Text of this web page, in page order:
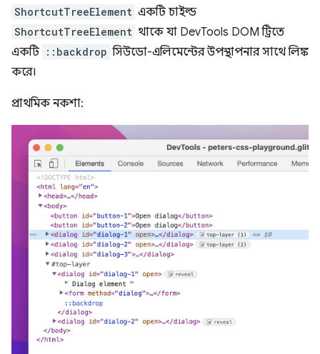
ShortcutTreeElement একটি চাইল্ড
ShortcutTreeElement থাকে যা DevTools DOM ট্রিতে
একটি ::backdrop সিউডো-এলিমেন্টের উপস্থাপনার সাথে লিঙ্ক
করে।
প্রাথমিক নকশা: